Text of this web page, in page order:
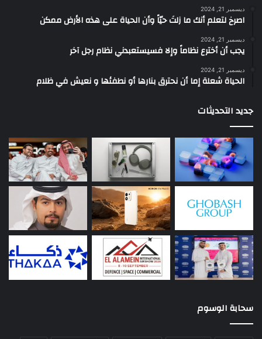
ديسمبر 21, 2024
‫اصرخ لتعلم أنك ما زلتَ حيّاً وأن الحياة على هذه الأرض ممكن
ديسمبر 21, 2024
يجب أن أخترع نظاماً وإلا فسيستعبدني نظام رجل آخر
ديسمبر 21, 2024
الحياة شعلة إما أن نحترق بنارها أو نطفئها و نعيش في ظلام
جديد التحديثات
سحابة الوسوم